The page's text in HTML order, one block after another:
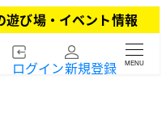
び場・イベント情報
ログイン新規登録 MENU